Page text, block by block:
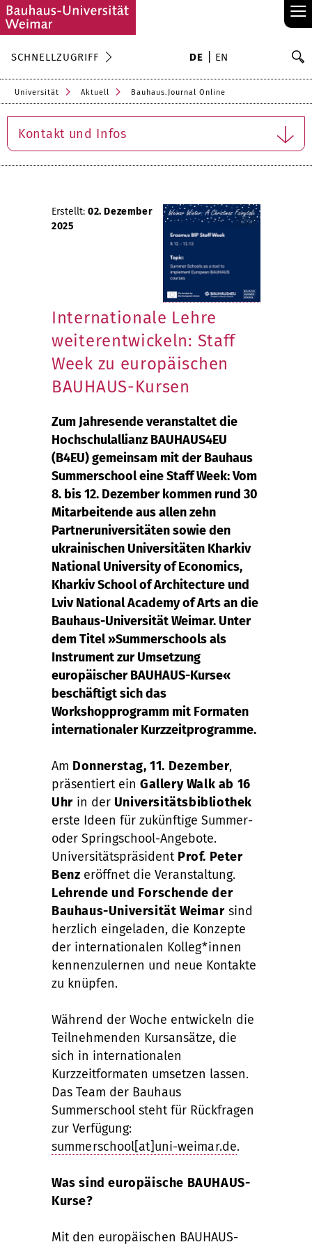
≡
SCHNELLZUGRIFF DE EN
Universität Aktuell Bauhaus.Journal Online
Kontakt und Infos
Erstellt: 02. Dezember
2025
Internationale Lehre
weiterentwickeln: Staff
Week zu europäischen
BAUHAUS-Kursen
Zum Jahresende veranstaltet die
Hochschulallianz BAUHAUS4EU
(B4EU) gemeinsam mit der Bauhaus
Summerschool eine Staff Week: Vom
8. bis 12. Dezember kommen rund 30
Mitarbeitende aus allen zehn
Partneruniversitäten sowie den
ukrainischen Universitäten Kharkiv
National University of Economics,
Kharkiv School of Architecture und
Lviv National Academy of Arts an die
Bauhaus-Universität Weimar. Unter
dem Titel »Summerschools als
Instrument zur Umsetzung
europäischer BAUHAUS-Kurse«
beschäftigt sich das
Workshopprogramm mit Formaten
internationaler Kurzzeitprogramme.
Am Donnerstag, 11. Dezember,
präsentiert ein Gallery Walk ab 16
Uhrin der Universitätsbibliothek
erste Ideen für zukünftige Summer-
oder Springschool-Angebote.
Universitätspräsident Prof. Peter
Benz eröffnet die Veranstaltung.
Lehrende und Forschende der
Bauhaus-Universität Weimarsind
herzlich eingeladen, die Konzepte
der internationalen Kolleg*innen
kennenzulernen und neue Kontakte
zu knüpfen.
Während der Woche entwickeln die
Teilnehmenden Kursansätze, die
sich in internationalen
Kurzzeitformaten umsetzen lassen.
Das Team der Bauhaus
Summerschool steht für Rückfragen
zur Verfügung:
summerschool[at]uni-weimar.de.
Was sind europäische BAUHAUS-
Kurse?
Mit den europäischen BAUHAUS-